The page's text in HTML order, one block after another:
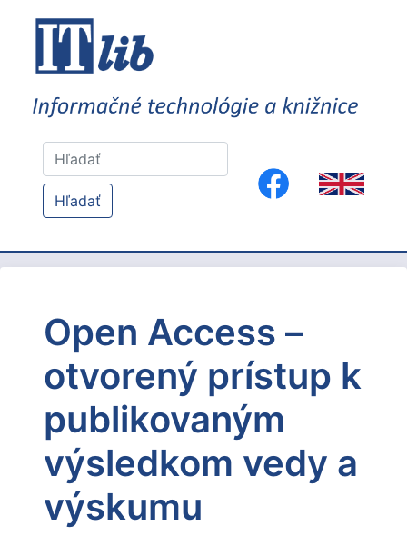
Hľadať
Open Access –
otvorený prístup k
publikovaným
výsledkom vedy a
výskumu